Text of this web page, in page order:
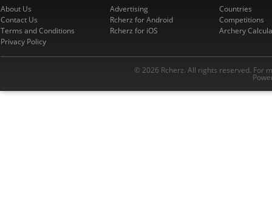
About Us
Contact Us
Terms and Conditions
Privacy Policy
Advertising
Rcherz for Android
Rcherz for iOS
Countries
Competitions
Archery
© 2026 Rcherz. All rights reserved. For